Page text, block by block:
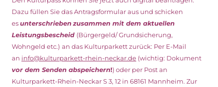
Dazu füllen Sie das Antragsformular aus und schicken
esunterschriebenzusammen mit dem aktuellen
Leistungsbescheid (Bürgergeld/ Grundsicherung,
Wohngeld etc.) an das Kulturparkett zurück: Per E-Mail
an info@kulturparkett-rhein-neckar.de (wichtig: Dokument
vor dem Senden abspeichern!) oder per Post an
Kulturparkett-Rhein-Neckar S 3, 12 in 68161 Mannheim. Zur